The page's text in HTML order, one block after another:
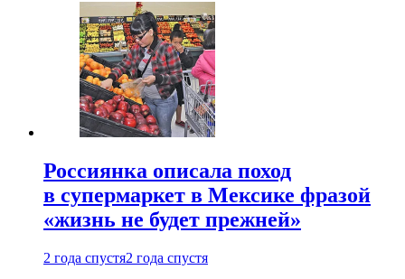
Россиянка описала поход
в супермаркет в Мексике фразой
«жизнь не будет прежней»
2 года спустя2 года спустя